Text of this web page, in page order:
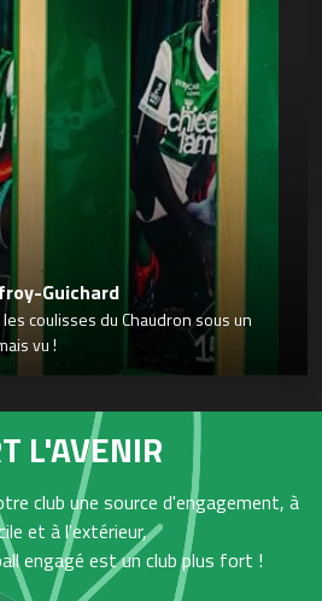
Guichard
coulisses du Chaudron sous un
vu !
L'AVENIR
club une source d'engagement, à
et à l'extérieur,
engagé est un club plus fort !